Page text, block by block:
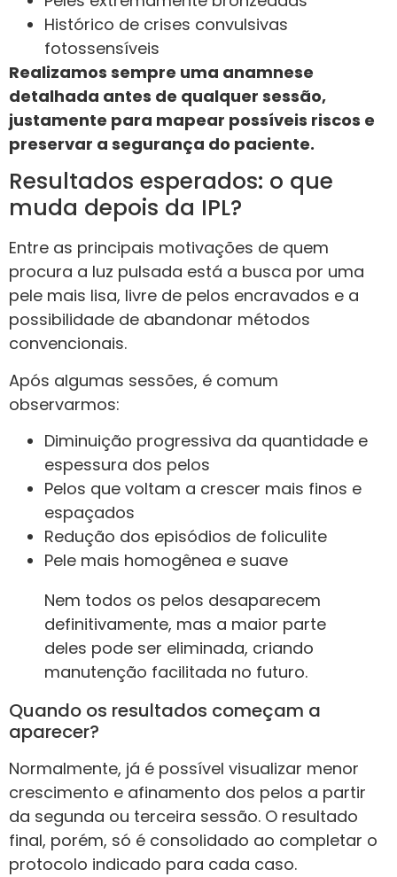
Histórico de crises convulsivas
fotossensíveis
Realizamos sempre uma anamnese
detalhada antes de qualquer sessão,
justamente para mapear possíveis riscos e
preservar a segurança do paciente.
Resultados esperados: o que
muda depois da IPL?
Entre as principais motivações de quem
procura a luz pulsada está a busca por uma
pele mais lisa, livre de pelos encravados e a
possibilidade de abandonar métodos
convencionais.
Após algumas sessões, é comum
observarmos:
Diminuição progressiva da quantidade e
espessura dos pelos
Pelos que voltam a crescer mais finos e
espaçados
Redução dos episódios de foliculite
Pele mais homogênea e suave
Nem todos os pelos desaparecem
definitivamente, mas a maior parte
deles pode ser eliminada, criando
manutenção facilitada no futuro.
Quando os resultados começam a
aparecer?
Normalmente, já é possível visualizar menor
crescimento e afinamento dos pelos a partir
da segunda ou terceira sessão. O resultado
final, porém, só é consolidado ao completar o
protocolo indicado para cada caso.